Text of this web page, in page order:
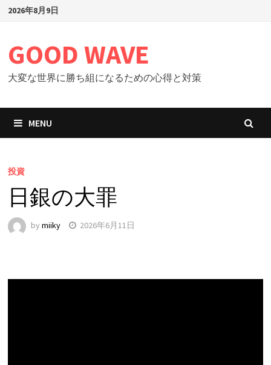
Skip2026年8月9日
GOOD WAVE
大変な世界に勝ち組になるための心得と対策
MENU
投資
日銀の大罪
by miiky 2026年6月11日